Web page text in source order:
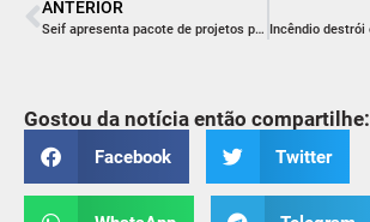
ANTERIOR
Seif apresenta pacote de projetos para reforçar combate a crimes contra crianças
Gostou da notícia então compartilhe:
Facebook Twitter